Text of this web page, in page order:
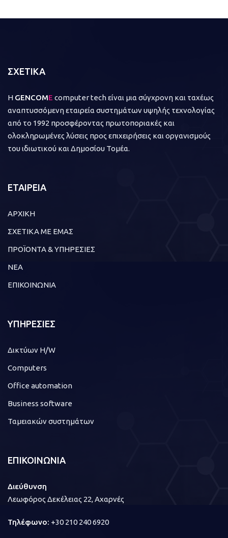
ΣΧΕΤΙΚΑ
Η GENCOME computer tech είναι μια σύγχρονη και ταχέως
αναπτυσσόμενη εταιρεία συστημάτων υψηλής τεχνολογίας
από το 1992 προσφέροντας πρωτοποριακές και
ολοκληρωμένες λύσεις προς επιχειρήσεις και οργανισμούς
του ιδιωτικού και Δημοσίου Τομέα.
ΕΤΑΙΡΕΙΑ
ΑΡΧΙΚΗ
ΣΧΕΤΙΚΑ ΜΕ ΕΜΑΣ
ΠΡΟΪΟΝΤΑ & ΥΠΗΡΕΣΙΕΣ
ΝΕΑ
ΕΠΙΚΟΙΝΩΝΙΑ
ΥΠΗΡΕΣΙΕΣ
Δικτύων H/W
Computers
Office automation
Business software
Ταμειακών συστημάτων
ΕΠΙΚΟΙΝΩΝΙΑ
Διεύθυνση
Λεωφόρος Δεκέλειας 22, Αχαρνές
Τηλέφωνο: +30 210 240 6920